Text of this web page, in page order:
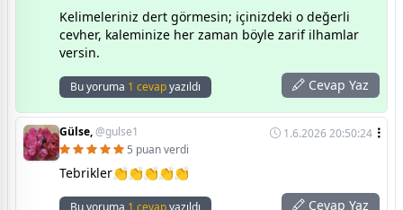
​Kelimeleriniz dert görmesin; içinizdeki o değerli
cevher, kaleminize her zaman böyle zarif ilhamlar
versin.
Bu yoruma 1 cevapyazıldı Cevap Yaz
Gülse,@gulse1
1.6.2026 20:50:24
5 puan verdi
Tebrikler👏👏👏👏👏
Bu yoruma 1 cevapyazıldı Cevap Yaz